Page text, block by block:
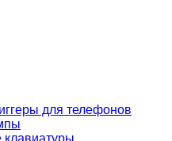
для телефонов